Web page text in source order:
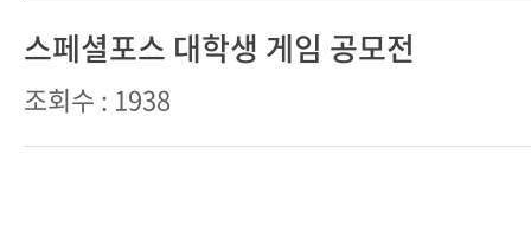
스페셜포스 대학생 게임 공모전
조회수 : 1938